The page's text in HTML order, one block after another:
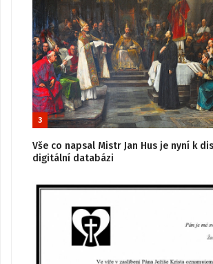
3
Vše co napsal Mistr Jan Hus je nyní k
digitální databázi